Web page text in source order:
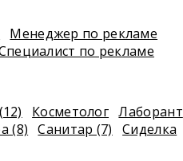
Менеджер по рекламе
по рекламе
Косметолог Лаборант
(8) Санитар (7)
Сиделка